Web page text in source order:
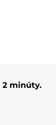
2 minúty.